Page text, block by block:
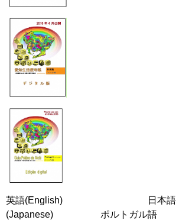
英語(English) 日本語
(Japanese) ポルトガル語